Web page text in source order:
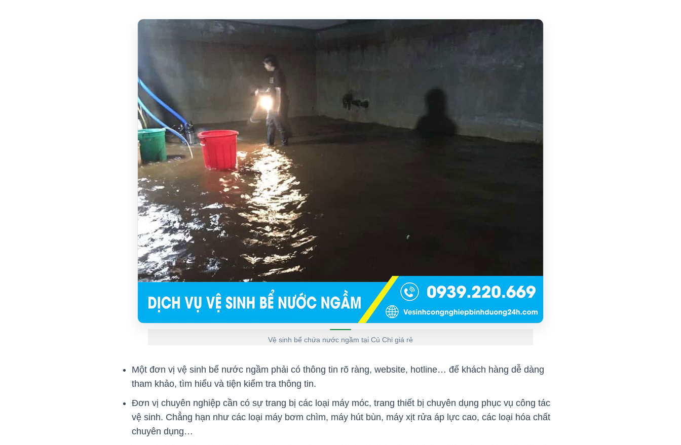
Vệ sinh bể chứa nước ngầm tại Củ Chi giá rẻ
Một đơn vị vệ sinh bể nước ngầm phải có thông tin rõ ràng, website, hotline… để khách hàng dễ dàng
tham khảo, tìm hiểu và tiện kiểm tra thông tin.
Đơn vị chuyên nghiệp cần có sự trang bị các loại máy móc, trang thiết bị chuyên dụng phục vụ công tác
vệ sinh. Chẳng hạn như các loại máy bơm chìm, máy hút bùn, máy xịt rửa áp lực cao, các loại hóa chất
chuyên dụng…